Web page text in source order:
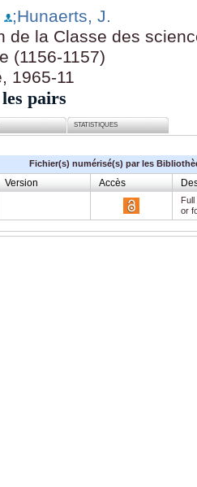
;Hunaerts, J.
de la Classe des
(1156-1157)
1965-11
pairs
STATISTIQUES
Fichier(s) numérisé(s) par les
Version Accès
or